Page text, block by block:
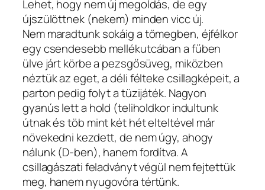
Lehet, hogy nem új megoldás, de egy
újszülöttnek (nekem) minden vicc új.
Nem maradtunk sokáig a tömegben, éjfélkor
egy csendesebb mellékutcában a fűben
ülve járt körbe a pezsgősüveg, miközben
néztük az eget, a déli félteke csillagképeit, a
parton pedig folyt a tüzijáték. Nagyon
gyanús lett a hold (teliholdkor indultunk
útnak és töb mint két hét elteltével már
növekedni kezdett, de nem úgy, ahogy
nálunk (D-ben), hanem fordítva. A
csillagászati feladványt végül nem fejtettük
meg, hanem nyugovóra tértünk.